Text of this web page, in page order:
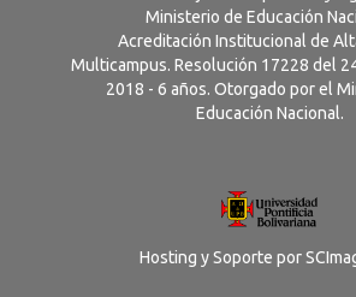
Ministerio de Educación
Acreditación Institucional de
Multicampus. Resolución 17228 del
2018 - 6 años. Otorgado por el
Educación Nacional.
Hosting y Soporte por